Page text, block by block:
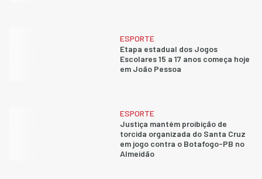
ESPORTE
Etapa estadual dos Jogos
Escolares 15 a 17 anos começa hoje
em João Pessoa
ESPORTE
Justiça mantém proibição de
torcida organizada do Santa Cruz
em jogo contra o Botafogo-PB no
Almeidão